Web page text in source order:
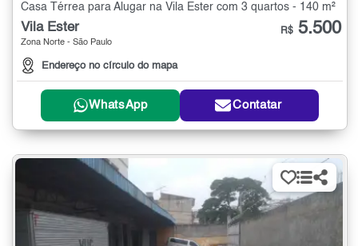
Casa Térrea para Alugar na Vila Ester com 3 quartos - 140 m²
Vila Ester
Zona Norte - São Paulo
Endereço no círculo do mapa
R$ 5.500
WhatsApp Contatar